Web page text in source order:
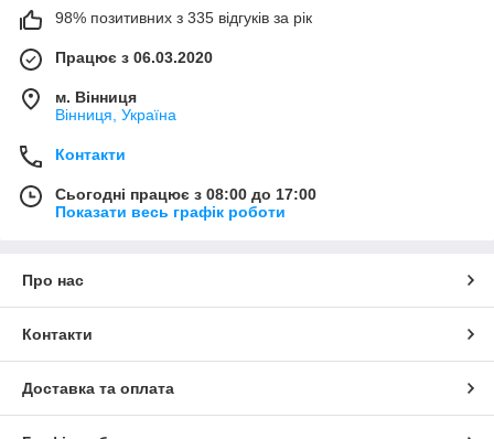
98% позитивних з 335 відгуків за рік
Працює з 06.03.2020
м. Вінниця
Вінниця, Україна
Контакти
Сьогодні працює з 08:00 до 17:00
Показати весь графік роботи
Про нас
Контакти
Доставка та оплата